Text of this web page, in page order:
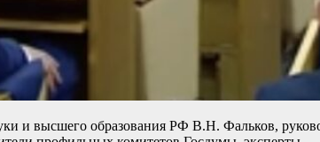
высшего образования РФ В.Н. Фальков,